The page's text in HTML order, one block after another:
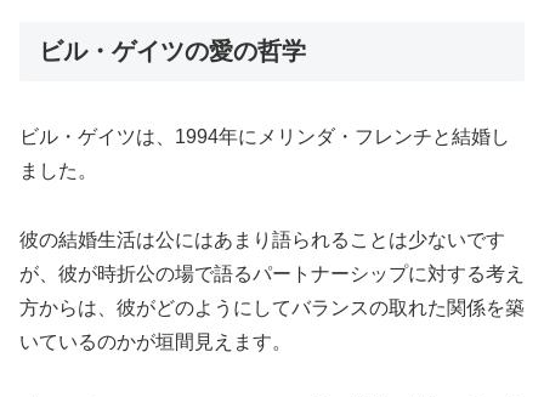
ビル・ゲイツの愛の哲学
ビル・ゲイツは、1994年にメリンダ・フレンチと結婚し
ました。
彼の結婚生活は公にはあまり語られることは少ないです
が、彼が時折公の場で語るパートナーシップに対する考え
方からは、彼がどのようにしてバランスの取れた関係を築
いているのかが垣間見えます。